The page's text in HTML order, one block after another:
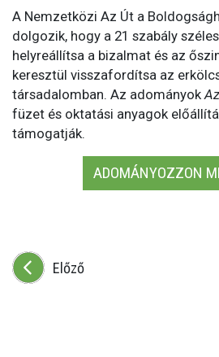
A Nemzetközi Az Út a
dolgozik, hogy a 21 szabály
helyreállítsa a bizalmat és az
keresztül visszafordítsa az
társadalomban. Az adományok
füzet és oktatási anyagok
támogatják.
ADOMÁNYOZZON
Előző